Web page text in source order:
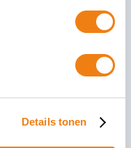
Details tonen